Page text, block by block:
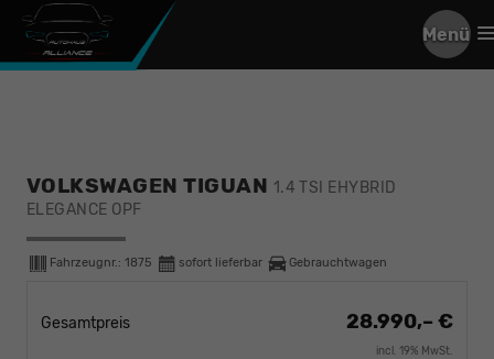
Menü
VOLKSWAGEN TIGUAN 1.4 TSI EHYBRID
ELEGANCE OPF
Fahrzeugnr.: 1875 sofort lieferbar Gebrauchtwagen
Gesamtpreis 28.990,– €
incl. 19% MwSt.